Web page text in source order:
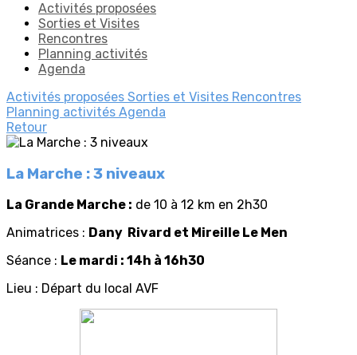
Activités proposées
Sorties et Visites
Rencontres
Planning activités
Agenda
Activités proposées Sorties et Visites Rencontres
Planning activités Agenda
Retour
La Marche : 3 niveaux
La Grande Marche : de 10 à 12 km en 2h30
Animatrices : Dany Rivard et Mireille Le Men
Séance : Le mardi : 14h à 16h30
Lieu : Départ du local AVF